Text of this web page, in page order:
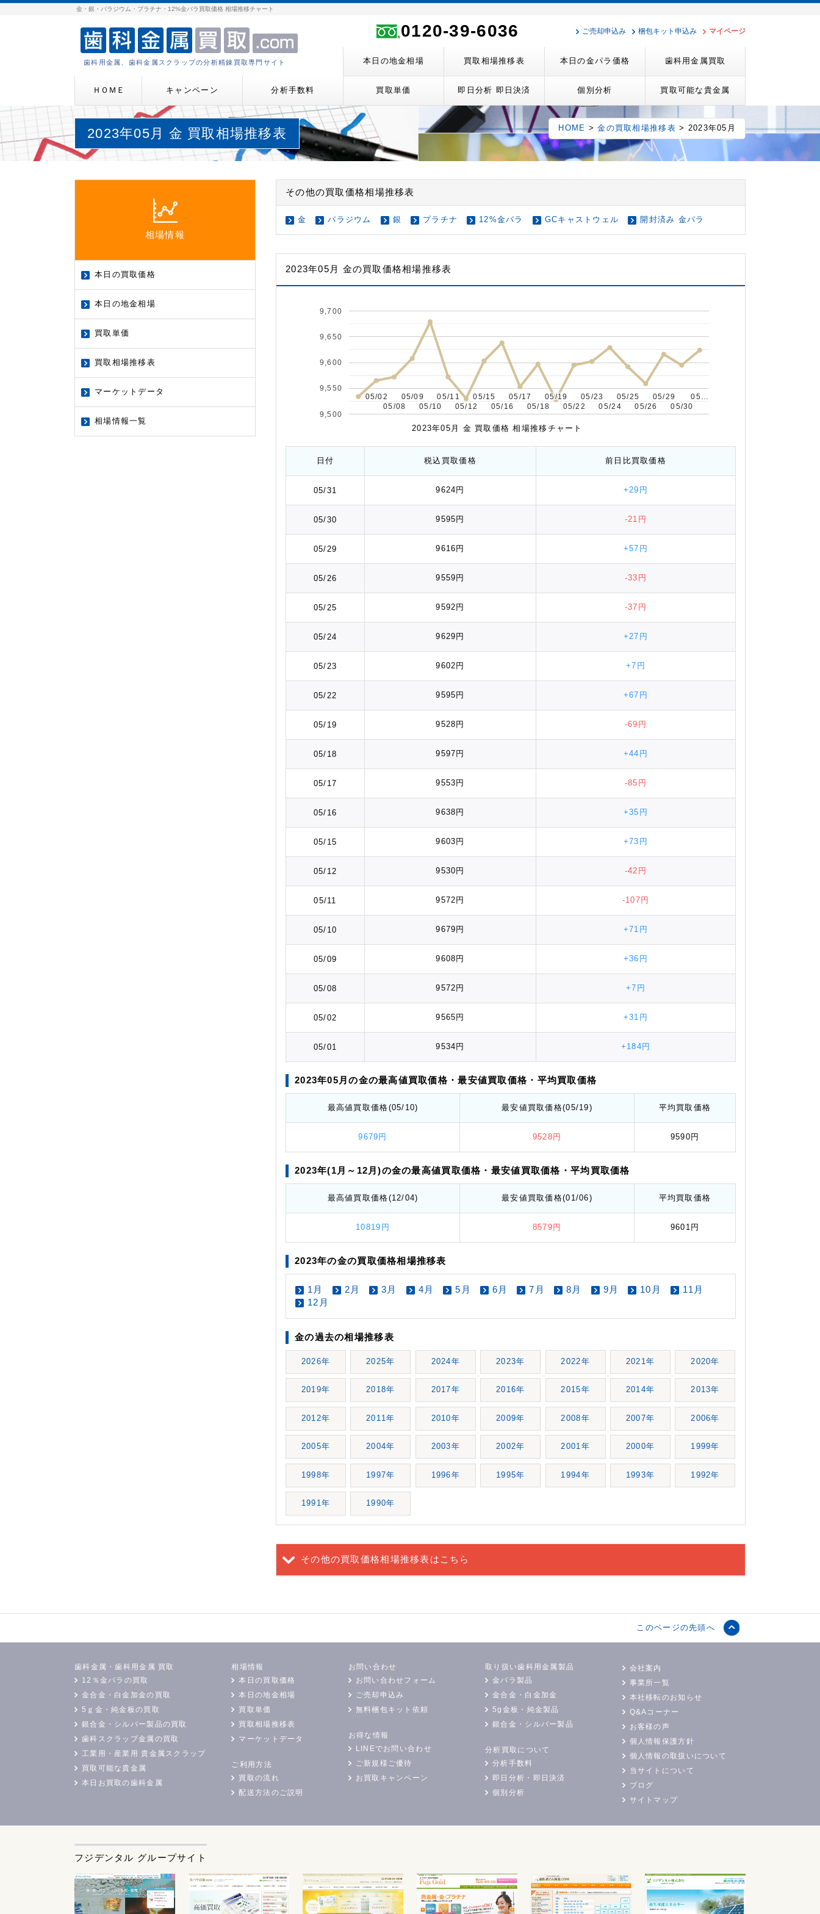
金・銀・パラジウム・プラチナ・12%金パラ買取価格 相場推移チャート
歯科用金属、歯科金属スクラップの分析精錬買取専門サイト
0120-39-6036 ご売却申込み 梱包キット申込み マイページ
本日の地金相場 買取相場推移表 本日の金パラ価格 歯科用金属買取
ＨＯＭＥ キャンペーン 分析手数料 買取単価 即日分析 即日決済 個別分析 買取可能な貴金属
2023年05月 金 買取相場推移表 HOME >金の買取相場推移表 > 2023年05月
その他の買取価格相場推移表
金 パラジウム 銀 プラチナ 12%金パラ GCキャストウェル 開封済み 金パラ
2023年05月 金の買取価格相場推移表
05/02
05/02
05/08
05/08
05/09
05/09
05/10
05/10
05/11
05/11
05/12
05/12
05/15
05/15
05/16
05/16
05/17
05/17
05/18
05/18
05/19
05/19
05/22
05/22
05/23
05/23
05/24
05/24
05/25
05/25
05/26
05/26
05/29
05/29
05/30
05/30
05…
05…
9,500
9,550
9,600
9,650
9,700
2023年05月 金 買取価格 相場推移チャート
日付 税込 買取価格 前日比買取価格
05/31 9624円 +29円
05/30 9595円 -21円
05/29 9616円 +57円
05/26 9559円 -33円
05/25 9592円 -37円
05/24 9629円 +27円
05/23 9602円 +7円
05/22 9595円 +67円
05/19 9528円 -69円
05/18 9597円 +44円
05/17 9553円 -85円
05/16 9638円 +35円
05/15 9603円 +73円
05/12 9530円 -42円
05/11 9572円 -107円
05/10 9679円 +71円
05/09 9608円 +36円
05/08 9572円 +7円
05/02 9565円 +31円
05/01 9534円 +184円
2023年05月の金の最高値買取価格 ・最安値買取価格 ・平均買取価格
最高値買取価格(05/10) 最安値買取価格(05/19) 平均 買取価格
9679円 9528円 9590円
2023年(1月～12月)の金の最高値買取価格 ・最安値買取価格 ・平均買取価格
最高値買取価格(12/04) 最安値買取価格(01/06) 平均 買取価格
10819円 8579円 9601円
2023年の金の買取価格相場推移表
1月 2月 3月 4月 5月 6月 7月 8月 9月 10月
11月
12月
金の過去の相場推移表
2026年 2025年 2024年 2023年 2022年 2021年 2020年
2019年 2018年 2017年 2016年 2015年 2014年 2013年
2012年 2011年 2010年 2009年 2008年 2007年 2006年
2005年 2004年 2003年 2002年 2001年 2000年 1999年
1998年 1997年 1996年 1995年 1994年 1993年 1992年
1991年 1990年
その他の買取価格相場推移表はこちら
相場情報
本日の買取価格
本日の地金相場
買取単価
買取相場推移表
マーケットデータ
相場情報一覧
このページの先頭へ
歯科金属・歯科用金属 買取
12％金パラの買取
金合金・白金加金の買取
5ｇ金・純金板の買取
銀合金・シルバー製品の買取
歯科スクラップ金属の買取
工業用・産業用 貴金属スクラップ
買取可能な貴金属
本日お買取の歯科金属
相場情報
本日の買取価格
本日の地金相場
買取単価
買取相場推移表
マーケットデータ
ご利用方法
買取の流れ
配送方法のご説明
お問い合わせ
お問い合わせフォーム
ご売却申込み
無料梱包キット依頼
お得な情報
LINEでお問い合わせ
ご新規様ご優待
お買取キャンペーン
取り扱い歯科用金属製品
金パラ製品
金合金・白金加金
5g金板・純金製品
銀合金・シルバー製品
分析買取について
分析手数料
即日分析・即日決済
個別分析
会社案内
事業所一覧
本社移転のお知らせ
Q&Aコーナー
お客様の声
個人情報保護方針
個人情報の取扱いについて
当サイトについて
ブログ
サイトマップ
フジデンタル グループサイト